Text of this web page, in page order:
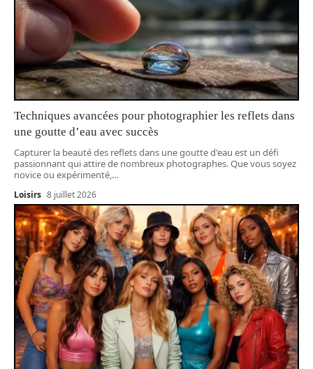
Techniques avancées pour photographier les reflets dans
une goutte d’eau avec succès
Capturer la beauté des reflets dans une goutte d'eau est un défi
passionnant qui attire de nombreux photographes. Que vous soyez
novice ou expérimenté,…
Loisirs 8 juillet 2026